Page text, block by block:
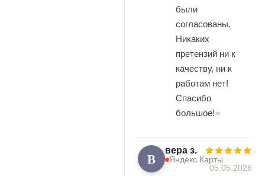
были
согласованы.
Никаких
претензий ни к
качеству, ни к
работам нет!
Спасибо
большое!
В вера з.
Яндекс.Карты
05.05.2026